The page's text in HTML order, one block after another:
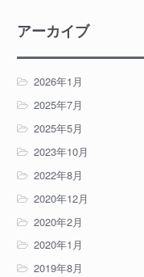
アーカイブ
2026年1月
2025年7月
2025年5月
2023年10月
2022年8月
2020年12月
2020年2月
2020年1月
2019年8月